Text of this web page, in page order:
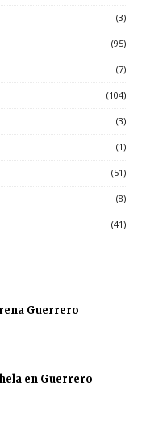
(3)
(95)
(7)
(104)
(3)
(1)
(51)
(8)
(41)
Guerrero
en Guerrero